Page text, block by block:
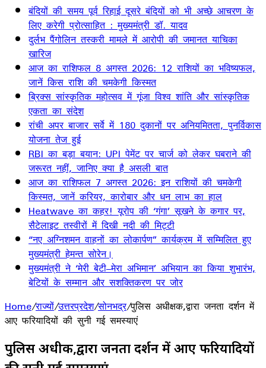
बंदियों की समय पूर्व रिहाई दूसरे बंदियों को भी अच्छे आचरण के
लिए करेगी प्रोत्साहित : मुख्यमंत्री डॉ. यादव
दुर्लभ पैंगोलिन तस्करी मामले में आरोपी की जमानत याचिका
खारिज
आज का राशिफल 8 अगस्त 2026: 12 राशियों का भविष्यफल,
जानें किस राशि की चमकेगी किस्मत
ब्रिक्स सांस्कृतिक महोत्सव में गूंजा विश्व शांति और सांस्कृतिक
एकता का संदेश
रांची अपर बाजार सर्वे में 180 दुकानों पर अनियमितता, पुनर्विकास
योजना तेज हुई
RBI का बड़ा बयान: UPI पेमेंट पर चार्ज को लेकर घबराने की
जरूरत नहीं, जानिए क्या है असली बात
आज का राशिफल 7 अगस्त 2026: इन राशियों की चमकेगी
किस्मत, जानें करियर, कारोबार और धन लाभ का हाल
Heatwave का कहर! यूरोप की ‘गंगा’ सूखने के कगार पर,
सैटेलाइट तस्वीरों में दिखी नदी की मिट्टी
“नए अग्निशमन वाहनों का लोकार्पण” कार्यक्रम में सम्मिलित हुए
मुख्यमंत्री हेमन्त सोरेन।
मुख्यमंत्री ने ‘मेरी बेटी–मेरा अभिमान’ अभियान का किया शुभारंभ,
बेटियों के सम्मान और सशक्तिकरण पर जोर
Home/राज्यों/उत्तरप्रदेश/सोनभद्र/पुलिस अधीक्षक,द्वारा जनता दर्शन में
आए फरियादियों की सुनी गई समस्याएं
पुलिस अधीक्षक,द्वारा जनता दर्शन में आए फरियादियों